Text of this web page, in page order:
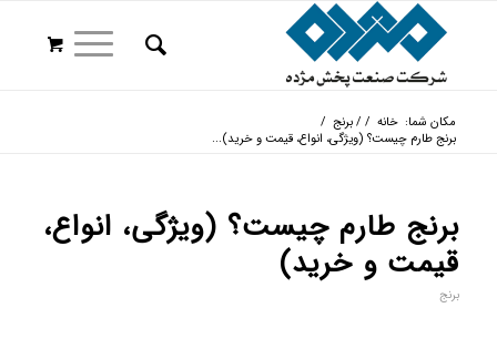
مکان شما: خانه /
/ برنج /
برنج طارم چیست؟ (ویژگی، انواع، قیمت و خرید)...
برنج طارم چیست؟ (ویژگی، انواع،
قیمت و خرید)
برنج